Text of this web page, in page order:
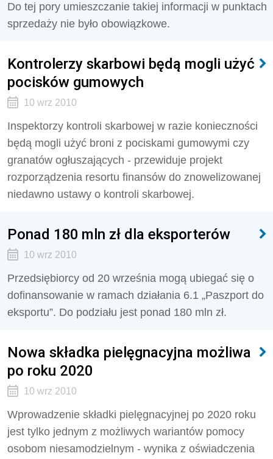
Do tej pory umieszczanie takiej informacji w punktach
sprzedaży nie było obowiązkowe.
Kontrolerzy skarbowi będą mogli użyć
pocisków gumowych
10 wrz 2010
Inspektorzy kontroli skarbowej w razie konieczności
będą mogli użyć broni z pociskami gumowymi czy
granatów ogłuszających - przewiduje projekt
rozporządzenia resortu finansów do znowelizowanej
niedawno ustawy o kontroli skarbowej.
Ponad 180 mln zł dla eksporterów
10 wrz 2010
Przedsiębiorcy od 20 września mogą ubiegać się o
dofinansowanie w ramach działania 6.1 „Paszport do
eksportu”. Do podziału jest ponad 180 mln zł.
Nowa składka pielęgnacyjna możliwa
po roku 2020
10 wrz 2010
Wprowadzenie składki pielęgnacyjnej po 2020 roku
jest tylko jednym z możliwych wariantów pomocy
osobom niesamodzielnym - wynika z oświadczenia